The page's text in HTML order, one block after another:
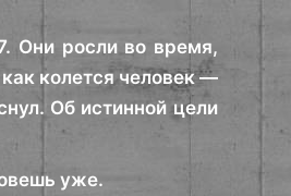
Они росли во время,
колется человек —
Об истинной цели
уже.